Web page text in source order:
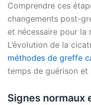
Comprendre ces
changements post-
et nécessaire pour la
L’évolution de la
méthodes de greffe
temps de guérison et
Signes normaux